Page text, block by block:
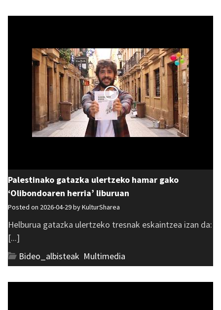
Palestinako gatazka ulertzeko hamar gako
‘Olibondoaren herria’ liburuan
Posted on 2026-04-29 byKulturSharea
Helburua gatazka ulertzeko tresnak eskaintzea izan da:
[...]
Bideo_albisteak Multimedia